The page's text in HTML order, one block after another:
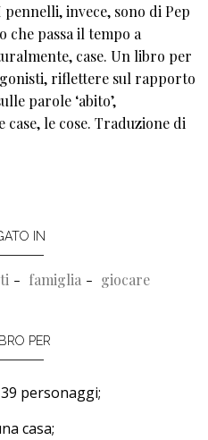
pennelli, invece, sono di Pep
passa il tempo a
case. Un libro per
riflettere sul rapporto
parole ‘abito’,
case, le cose. Traduzione di
IN
famiglia giocare
PER
personaggi;
casa;